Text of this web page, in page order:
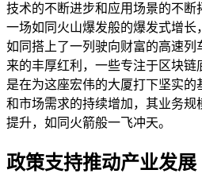
技术的不断进步和应用场景的不
一场如同火山爆发般的爆发式增
如同搭上了一列驶向财富的高速
来的丰厚红利，一些专注于区块
是在为这座宏伟的大厦打下坚实
和市场需求的持续增加，其业务规
提升，如同火箭般一飞冲天。
政策支持推动产业发展